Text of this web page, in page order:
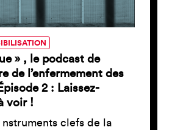
» , le podcast de
de l’enfermement des
2 : Laissez-
voir !
nstruments clefs de la